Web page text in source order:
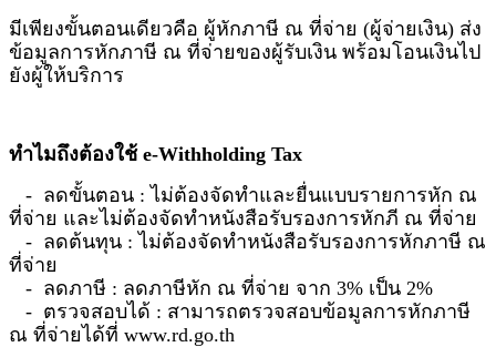
มีเพียงขั้นตอนเดียวคือ ผู้หักภาษี ณ ที่จ่าย (ผู้จ่ายเงิน) ส่ง
ข้อมูลการหักภาษี ณ ที่จ่ายของผู้รับเงิน พร้อมโอนเงินไป
ยังผู้ให้บริการ
ทำไมถึงต้องใช้ e-Withholding Tax
- ลดขั้นตอน : ไม่ต้องจัดทำและยื่นแบบรายการหัก ณ
ที่จ่าย และไม่ต้องจัดทำหนังสือรับรองการหักภี ณ ที่จ่าย
- ลดต้นทุน : ไม่ต้องจัดทำหนังสือรับรองการหักภาษี ณ
ที่จ่าย
- ลดภาษี : ลดภาษีหัก ณ ที่จ่าย จาก 3% เป็น 2%
- ตรวจสอบได้ : สามารถตรวจสอบข้อมูลการหักภาษี
ณ ที่จ่ายได้ที่ www.rd.go.th